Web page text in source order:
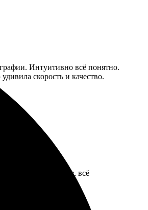
Интуитивно всё понятно.
скорость и качество.
получила заказ, всё